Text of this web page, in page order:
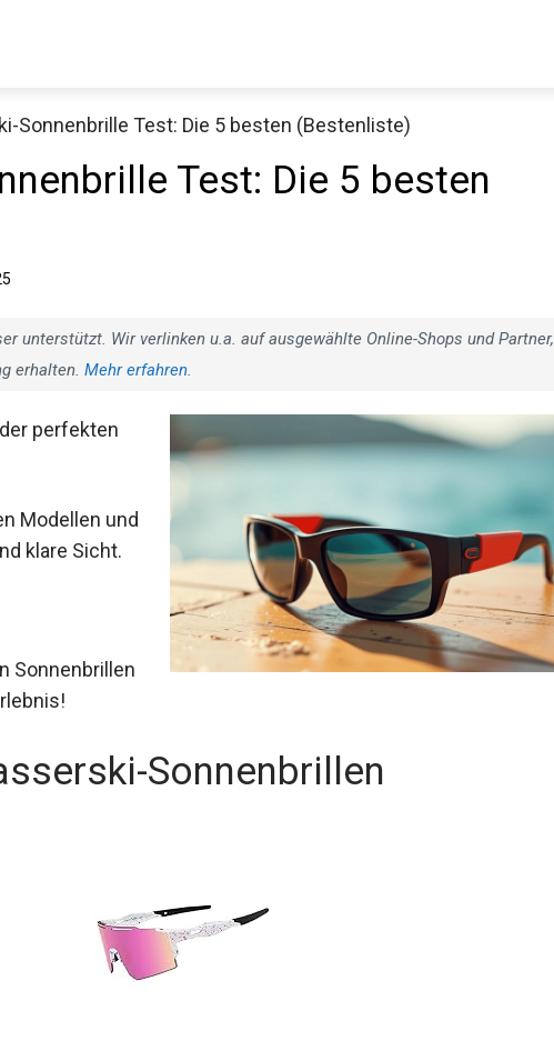
Sonnenbrille Test: Die 5 besten (Bestenliste)
Test: Die 5 besten
unterstützt. Wir verlinken u.a. auf ausgewählte Online-Shops und Partner,
erhalten. Mehr erfahren.
perfekten
Modellen und
klare Sicht.
Sonnenbrillen
Sonnenbrillen